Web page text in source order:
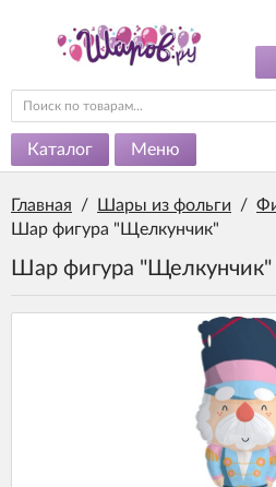
Каталог Меню
Главная / Шары из фольги /
Шар фигура "Щелкунчик"
Шар фигура "Щелкунчик"